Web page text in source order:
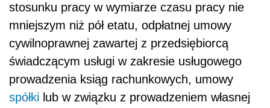
stosunku pracy w wymiarze czasu pracy nie
mniejszym niż pół etatu, odpłatnej umowy
cywilnoprawnej zawartej z przedsiębiorcą
świadczącym usługi w zakresie usługowego
prowadzenia ksiąg rachunkowych, umowy
spółki lub w związku z prowadzeniem własnej